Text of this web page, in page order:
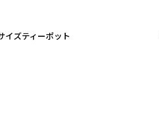
ズティーポット